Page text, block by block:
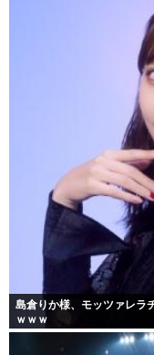
島倉りか様、モッツァレラ
ｗｗｗ